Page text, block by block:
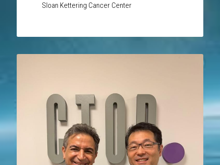
Sloan Kettering Cancer Center